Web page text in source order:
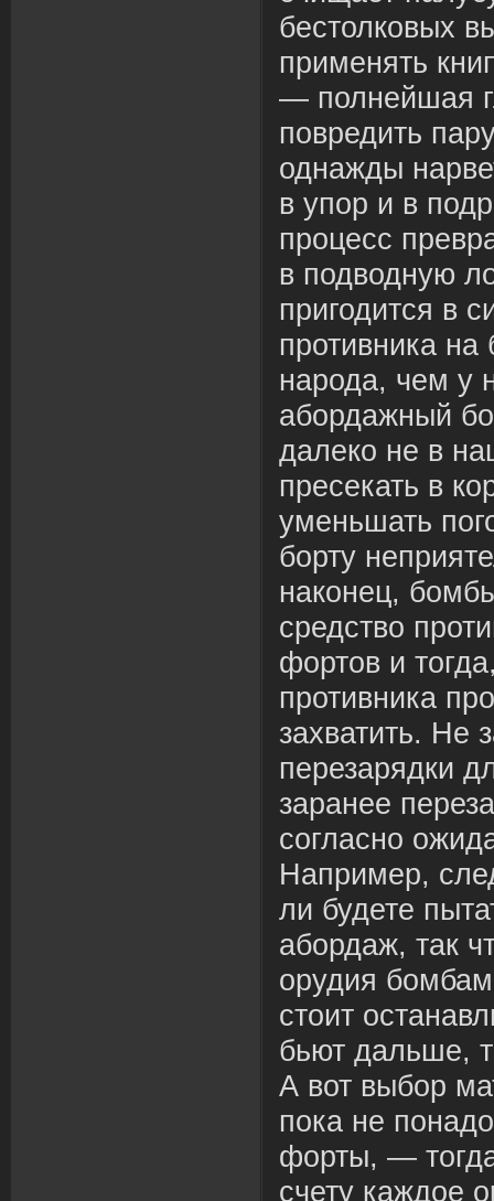
бестолковых
применять
— полнейшая
повредить
однажды
в упор и в
процесс
в подводную
пригодится в
противника
народа, чем у
абордажный
далеко не в
пресекать в
уменьшать
борту
наконец,
средство
фортов и
противника
захватить. Не
перезарядки
заранее
согласно
Например,
ли будете
абордаж, так
орудия
стоит
бьют дальше,
А вот выбор
пока не
форты, —
счету каждое